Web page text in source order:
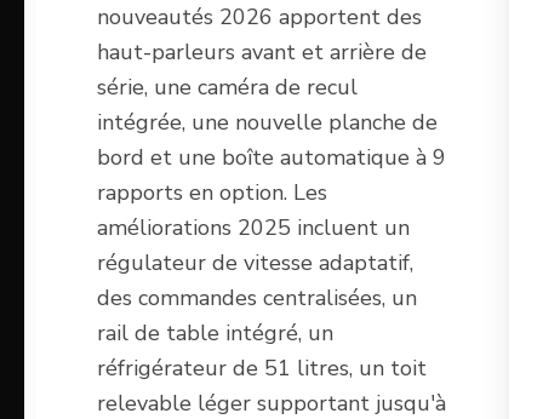
nouveautés 2026 apportent des
haut-parleurs avant et arrière de
série, une caméra de recul
intégrée, une nouvelle planche de
bord et une boîte automatique à 9
rapports en option. Les
améliorations 2025 incluent un
régulateur de vitesse adaptatif,
des commandes centralisées, un
rail de table intégré, un
réfrigérateur de 51 litres, un toit
relevable léger supportant jusqu'à